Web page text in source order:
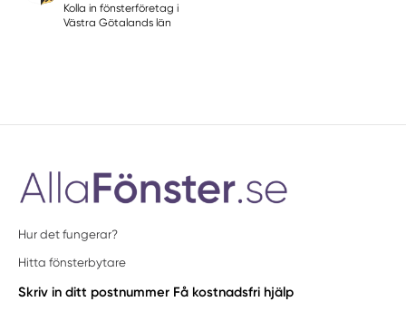
Kolla in fönsterföretag i
Västra Götalands län
Hur det fungerar?
Hitta fönsterbytare
Skriv in ditt postnummer Få kostnadsfri hjälp